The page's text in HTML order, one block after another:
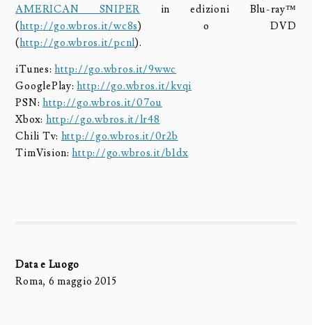
AMERICAN SNIPER in edizioni Blu-ray™
(http://go.wbros.it/wc8s) o DVD
(http://go.wbros.it/pcnl).
iTunes:http://go.wbros.it/9wwc
GooglePlay:http://go.wbros.it/kvqi
PSN:http://go.wbros.it/07ou
Xbox: http://go.wbros.it/lr48
Chili Tv: http://go.wbros.it/0r2b
TimVision:http://go.wbros.it/b1dx
Data e Luogo
Roma, 6 maggio 2015